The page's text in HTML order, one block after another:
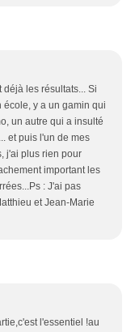
les résultats... Si
y a un gamin qui
un autre qui a insulté
et puis l'un de mes
j'ai plus rien pour
important les
: J'ai pas
et Jean-Marie
l'essentiel !au